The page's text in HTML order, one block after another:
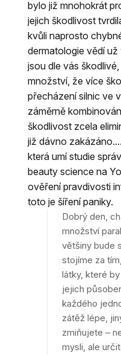
bylo již mnohokrát
jejich škodlivost
kvůli naprosto
dermatologie vědí
jsou dle vás
množství, že více
přecházení silnic ve
záměrně
škodlivost zcela
již dávno
která umí studie
beauty science na
ověření pravdivosti
toto je šíření paniky.
Dobrý den,
množství
většiny bude
stojíme za
látky, které
jejich
každého
zátěž lépe,
zmiňujete –
mysli, ale